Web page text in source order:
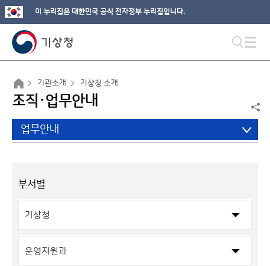
이 누리집은 대한민국 공식 전자정부 누리집입니다.
기관소개 기상청 소개
조직·업무안내
업무안내
부서별